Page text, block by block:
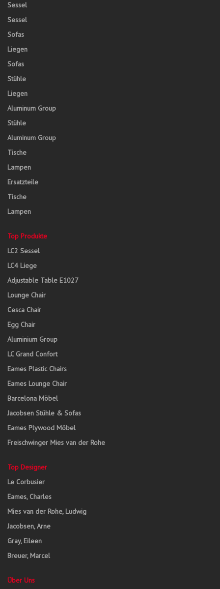
Sessel
Sessel
Sofas
Liegen
Sofas
Stühle
Liegen
Aluminum Group
Stühle
Aluminum Group
Tische
Lampen
Ersatzteile
Tische
Lampen
Top Produkte
LC2 Sessel
LC4 Liege
Adjustable Table E1027
Lounge Chair
Cesca Chair
Egg Chair
Aluminium Group
LC Grand Confort
Eames Plastic Chairs
Eames Lounge Chair
Barcelona Möbel
Jacobsen Stühle & Sofas
Eames Plywood Möbel
Freischwinger Mies van der Rohe
Top Designer
Le Corbusier
Eames, Charles
Mies van der Rohe, Ludwig
Jacobsen, Arne
Gray, Eileen
Breuer, Marcel
Über Uns